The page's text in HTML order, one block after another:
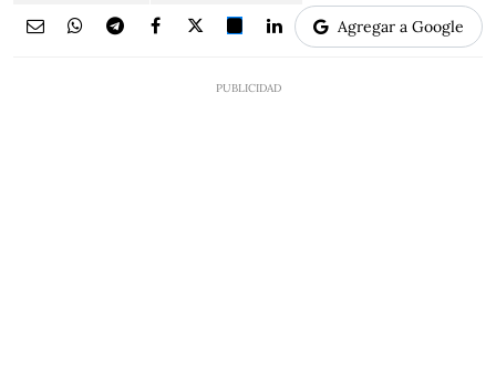
Agregar a Google